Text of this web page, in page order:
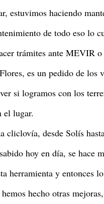
estuvimos haciendo
de todo eso lo
trámites ante MEVIR
es un pedido de los
si logramos con los
el lugar.
cliclovía, desde Solís
hoy en día, se hace
herramienta y entonces
hecho otras